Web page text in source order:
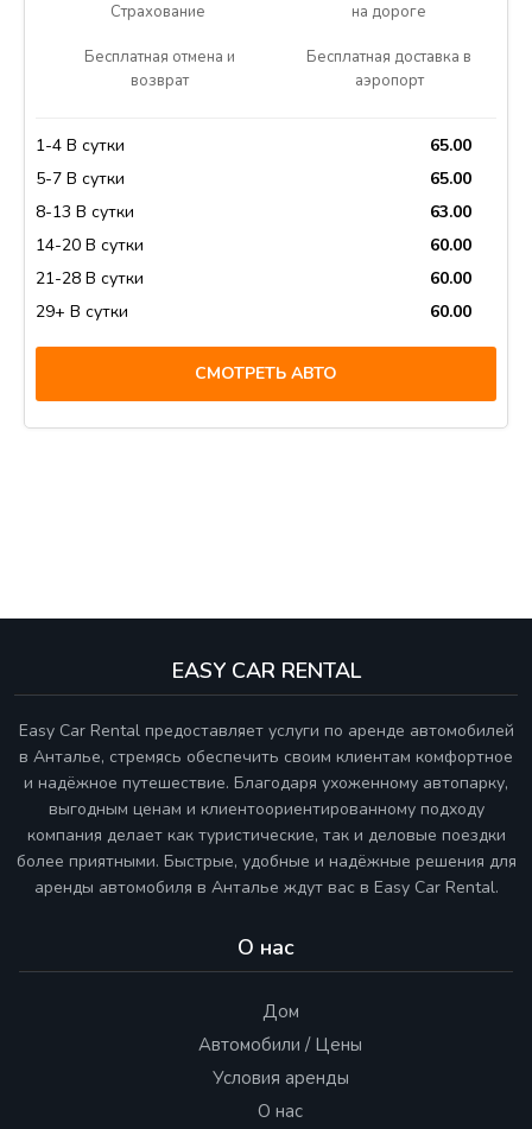
Страхование
на дороге
Бесплатная отмена и
возврат
Бесплатная доставка в
аэропорт
1-4 В сутки
65.00
5-7 В сутки
65.00
8-13 В сутки
63.00
14-20 В сутки
60.00
21-28 В сутки
60.00
29+ В сутки
60.00
СМОТРЕТЬ АВТО
EASY CAR RENTAL
Easy Car Rental предоставляет услуги по аренде автомобилей
в Анталье, стремясь обеспечить своим клиентам комфортное
и надёжное путешествие. Благодаря ухоженному автопарку,
выгодным ценам и клиентоориентированному подходу
компания делает как туристические, так и деловые поездки
более приятными. Быстрые, удобные и надёжные решения для
аренды автомобиля в Анталье ждут вас в Easy Car Rental.
О нас
Дом
Автомобили / Цены
Условия аренды
О нас